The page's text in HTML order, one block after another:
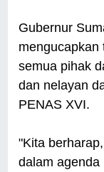
Gubernur
mengucapkan
semua pihak
dan nelayan
PENAS XVI.
"Kita
dalam agenda